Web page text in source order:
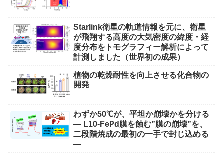
Starlink衛星の軌道情報を元に、衛星
が飛翔する高度の大気密度の緯度・経
度分布をトモグラフィー解析によって
計測しました（世界初の成果）
植物の乾燥耐性を向上させる化合物の
開発
わずか50℃が、平坦か崩壊かを分ける
― L10-FePd膜を蝕む”膜の崩壊”を、
二段階焼成の最初の一手で封じ込める
―